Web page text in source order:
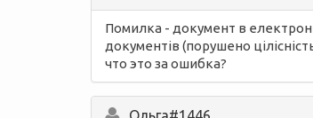
Помилка - документ в
документів (порушено
что это за ошибка?